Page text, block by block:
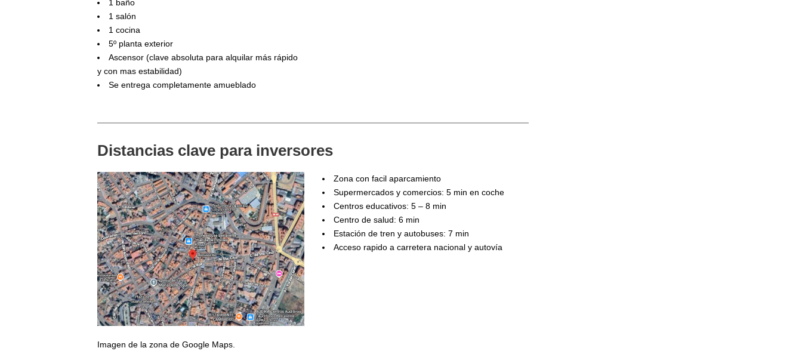
1 baño
1 salón
1 cocina
5º planta exterior
Ascensor (clave absoluta para alquilar más rápido
y con mas estabilidad)
Se entrega completamente amueblado
Distancias clave para inversores
Imagen de la zona de Google Maps.
Zona con facil aparcamiento
Supermercados y comercios: 5 min en coche
Centros educativos: 5 – 8 min
Centro de salud: 6 min
Estación de tren y autobuses: 7 min
Acceso rapido a carretera nacional y autovía